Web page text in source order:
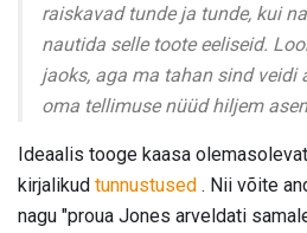
raiskavad tunde ja tunde, kui
nautida selle toote eeliseid.
jaoks, aga ma tahan sind veidi
oma tellimuse nüüd hiljem
Ideaalis tooge kaasa
kirjalikud tunnustused . Nii võite
nagu "proua Jones arveldati